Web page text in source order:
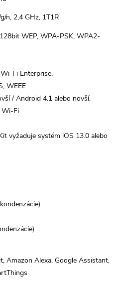
n, 2,4 GHz, 1T1R
WEP, WPA-PSK, WPA2-
Fi Enterprise.
WEEE
/ Android 4.1 alebo novší,
Wi-Fi
vyžaduje systém iOS 13.0 alebo
Amazon Alexa, Google Assistant,